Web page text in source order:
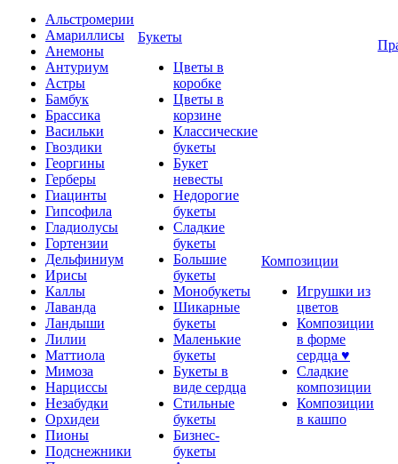
Альстромерии
Амариллисы
Анемоны
Антуриум
Астры
Бамбук
Брассика
Васильки
Гвоздики
Георгины
Герберы
Гиацинты
Гипсофила
Гладиолусы
Гортензии
Дельфиниум
Ирисы
Каллы
Лаванда
Ландыши
Лилии
Маттиола
Мимоза
Нарциссы
Незабудки
Орхидеи
Пионы
Подснежники
Букеты
Цветы в
коробке
Цветы в
корзине
Классические
букеты
Букет
невесты
Недорогие
букеты
Сладкие
букеты
Большие
букеты
Монобукеты
Шикарные
букеты
Маленькие
букеты
Букеты в
виде сердца
Стильные
букеты
Бизнес-
букеты
Композиции
Игрушки из
цветов
Композиции
в форме
сердца ♥
Сладкие
композиции
Композиции
в кашпо